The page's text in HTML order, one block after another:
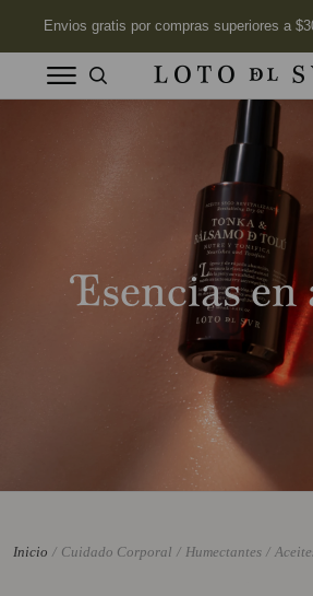
Esencias en
Cuidado Corporal Humectantes
Velas